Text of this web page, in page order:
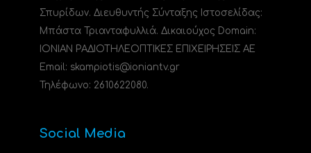
Σπυρίδων. Διευθυντής Σύνταξης Ιστοσελίδας:
Μπάστα Τριανταφυλλιά. Δικαιούχος Domain:
ΙΟΝΙΑΝ ΡΑΔΙΟΤΗΛΕΟΠΤΙΚΕΣ ΕΠΙΧΕΙΡΗΣΕΙΣ ΑΕ
Email: skampiotis@ioniantv.gr
Τηλέφωνο: 2610622080.
Social Media